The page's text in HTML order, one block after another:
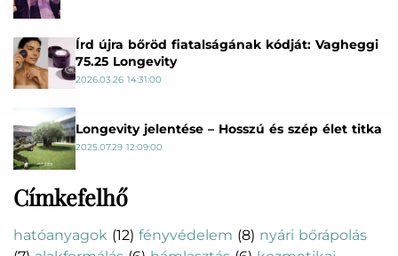
Írd újra bőröd fiatalságának kódját: Vagheggi
75.25 Longevity
2026.03.26 14:31:00
Longevity jelentése – Hosszú és szép élet titka
2025.07.29 12:09:00
Címkefelhő
hatóanyagok (12) fényvédelem (8) nyári bőrápolás